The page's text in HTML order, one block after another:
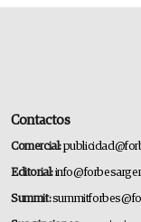
Contactos
Comercial:
Editorial:
Summit: